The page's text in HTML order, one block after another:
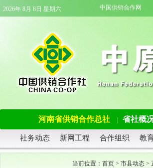
2026年 8月 8日 星期六 中国供销合作网
河南省供销合作总社 省社概
社务动态 新网工程 合作组织 教
当前位置： 首页 > 市县动态 >